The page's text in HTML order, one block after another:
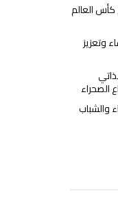
العالم
وتعزيز
الصحراء
والشباب